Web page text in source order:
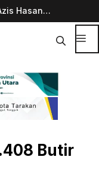
Hasan
Butir